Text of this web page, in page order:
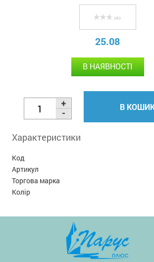
( 0 )
25.08
В НАЯВНОСТІ
В
Характеристики
Код
Артикул
Торгова марка
Колір